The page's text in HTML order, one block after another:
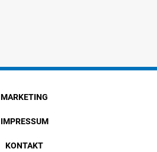
MARKETING
IMPRESSUM
KONTAKT